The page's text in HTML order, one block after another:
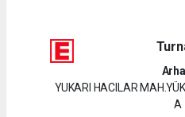
YUKARI HACILAR
A